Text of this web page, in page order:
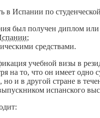
Испании по
был получен диплом
;
средствами.
учебной визы в
на то, что он имеет
и в другой стране в
испанского